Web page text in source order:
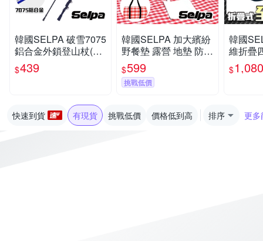
韓國SELPA 破雪7075
鋁合金外鎖登山杖(四
色任選)
$439
韓國SELPA 加大繽紛
野餐墊 露營 地墊 防潮
墊(三色任選)
$599
挑戰低價
韓國
維折疊
登山
色任選)
$1,080
快速到貨 有現貨 挑戰低價 價格低到高 排序 更多